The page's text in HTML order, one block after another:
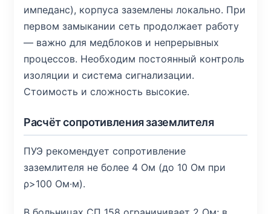
импеданс), корпуса заземлены локально. При
первом замыкании сеть продолжает работу
— важно для медблоков и непрерывных
процессов. Необходим постоянный контроль
изоляции и система сигнализации.
Стоимость и сложность высокие.
Расчёт сопротивления заземлителя
ПУЭ рекомендует сопротивление
заземлителя не более 4 Ом (до 10 Ом при
ρ>100 Ом·м).